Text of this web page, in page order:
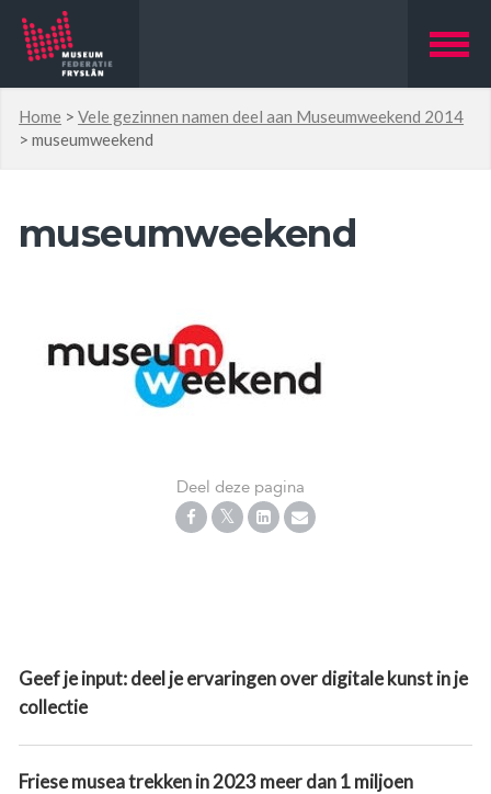
Home >Vele gezinnen namen deel aan Museumweekend 2014
>museumweekend
museumweekend
Deel deze pagina
Geef je input: deel je ervaringen over digitale kunst in je
collectie
Friese musea trekken in 2023 meer dan 1 miljoen